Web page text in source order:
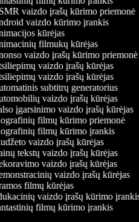
vaizdo įrašų kūrimo priemonė
vaizdo kūrimo įrankis
kūrėjas
filmukų kūrėjas
vaizdo įrašų kūrimo priemonė
vaizdo įrašų kūrėjas
vaizdo įrašų kūrėjas
subtitrų generatorius
vaizdo įrašų kūrėjas
įgarsinimo vaizdo įrašų kūrėjas
filmų kūrimo priemonė
filmų kūrimo įrankis
vaizdo įrašų kūrėjas
tekstų vaizdo įrašų kūrėjas
vaizdo įrašų kūrėjas
vaizdo įrašų kūrėjas
filmų kūrėjas
vaizdo įrašų kūrimo įrankis
filmų kūrimo įrankis